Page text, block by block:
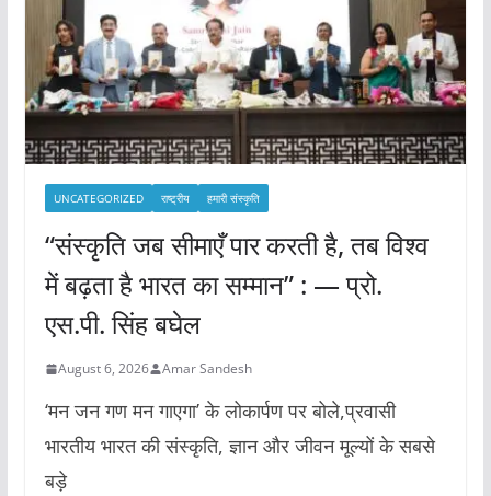
UNCATEGORIZED राष्ट्रीय हमारी संस्कृति
“संस्कृति जब सीमाएँ पार करती है, तब विश्व
में बढ़ता है भारत का सम्मान” : — प्रो.
एस.पी. सिंह बघेल
August 6, 2026 Amar Sandesh
‘मन जन गण मन गाएगा’ के लोकार्पण पर बोले,प्रवासी
भारतीय भारत की संस्कृति, ज्ञान और जीवन मूल्यों के सबसे
बड़े